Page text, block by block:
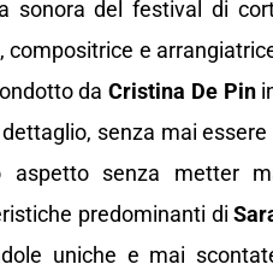
sonora del festival di
compositrice e
daCristina De Pin
senza mai
aspetto senza metter
predominanti di
uniche e mai